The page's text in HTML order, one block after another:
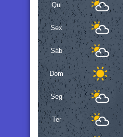
Qui
Sex
Sáb
Dom
Seg
Ter